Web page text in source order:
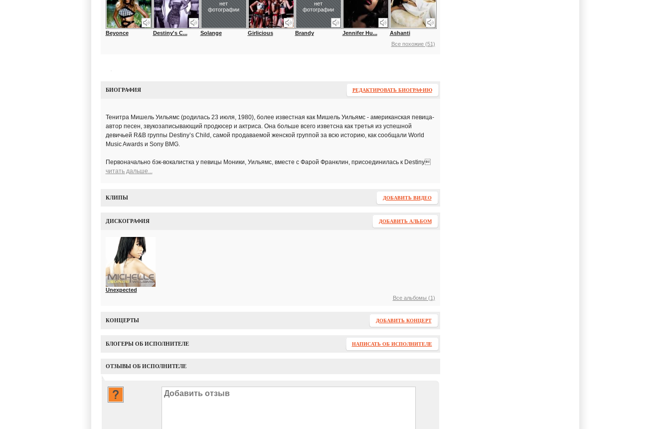
Beyonce Destiny's C...
нет
фотографии
Solange Girlicious
нет
фотографии
Brandy Jennifer Hu...
Ashanti
Все похожие (51)
БИОГРАФИЯ РЕДАКТИРОВАТЬ БИОГРАФИЮ
Тенитра Мишель Уильямс (родилась 23 июля, 1980), более известная как Мишель Уильямс - американская певица-
автор песен, звукозаписывающий продюсер и актриса. Она больше всего изветсна как третья из успешной
девичьей R&B группы Destiny’s Child, самой продаваемой женской группой за всю историю, как сообщали World
Music Awards и Sony BMG.
Первоначально бэк-вокалистка у певицы Моники, Уильямс, вместе с Фарой Франклин, присоединилась к Destiny
читать дальше...
КЛИПЫ ДОБАВИТЬ ВИДЕО
ДИСКОГРАФИЯ ДОБАВИТЬ АЛЬБОМ
Unexpected
Все альбомы (1)
КОНЦЕРТЫ ДОБАВИТЬ КОНЦЕРТ
БЛОГЕРЫ ОБ ИСПОЛНИТЕЛЕ НАПИСАТЬ ОБ ИСПОЛНИТЕЛЕ
ОТЗЫВЫ ОБ ИСПОЛНИТЕЛЕ